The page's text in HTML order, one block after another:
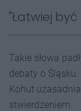
"Łatwiej
Takie słowa
debaty o
Kohut
stwierdzeniem.